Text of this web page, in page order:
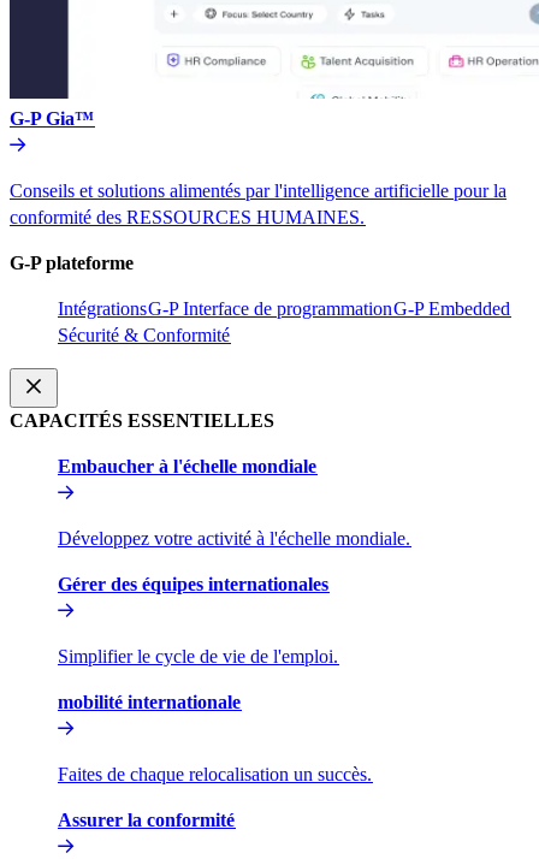
G-P Gia™​​
Conseils et solutions alimentés par l'intelligence artificielle pour la
conformité des RESSOURCES HUMAINES.​​
G-P plateforme​​
Intégrations​​G-P Interface de programmation​​G-P Embedded​​
Sécurité & Conformité​​
CAPACITÉS ESSENTIELLES​​
Embaucher à l'échelle mondiale​​
Développez votre activité à l'échelle mondiale.​​
Gérer des équipes internationales​​
Simplifier le cycle de vie de l'emploi.​​
mobilité internationale​​
Faites de chaque relocalisation un succès.​​
Assurer la conformité​​